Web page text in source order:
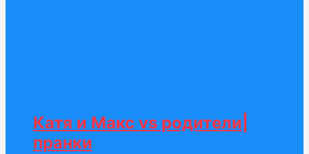
Катя и Макс vs родители|
пранки